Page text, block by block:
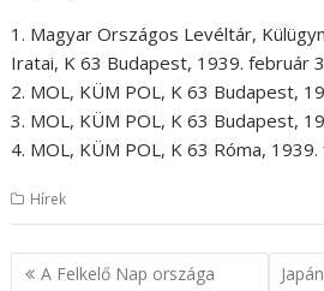
1. Magyar Országos Levéltár,
Iratai, K 63 Budapest, 1939. február
2. MOL, KÜM POL, K 63 Budapest,
3. MOL, KÜM POL, K 63 Budapest,
4. MOL, KÜM POL, K 63 Róma,
Hírek
B A Felkelő Nap országa